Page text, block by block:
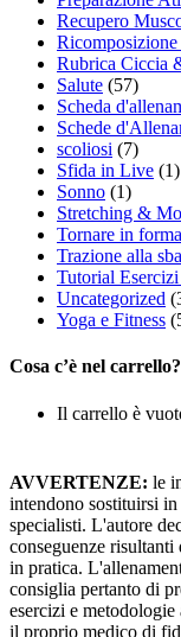
Recupero
Ricomposizione
Rubrica Ciccia
Salute (57)
Scheda
Schede
scoliosi (7)
Sfida in Live (1)
Sonno (1)
Stretching &
Tornare in forma
Trazione alla
Tutorial
Uncategorized
Yoga e Fitness
Cosa c’è nel carrello?
Il carrello è
AVVERTENZE: le
intendono sostituirsi
specialisti. L'autore
conseguenze
in pratica.
consiglia pertanto di
esercizi e
il proprio medico di